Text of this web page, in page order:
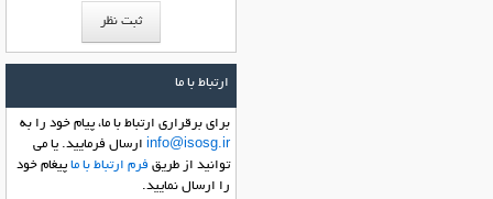
ارتباط با ما
براي برقراري ارتباط با ما، پیام خود را به
info@isosg.ir ارسال فرماييد. یا می
توانید از طریق فرم ارتباط با ما پیغام خود
را ارسال نمایید.